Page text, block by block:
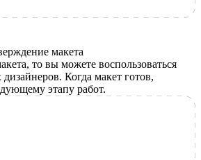
макета
то вы можете воспользоваться
Когда макет готов,
этапу работ.